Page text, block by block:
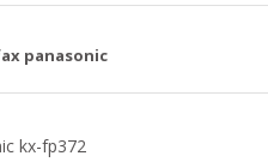
panasonic